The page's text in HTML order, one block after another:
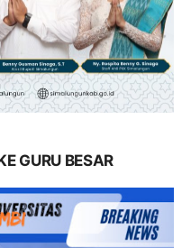
GURU BESAR